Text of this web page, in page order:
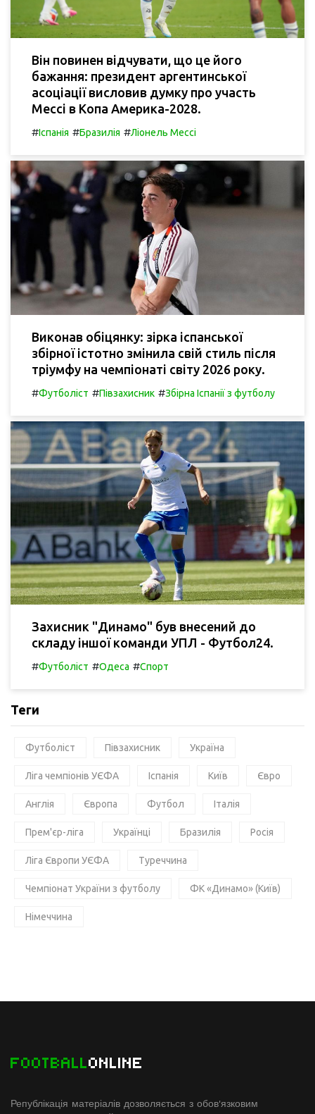
Він повинен відчувати, що це його
бажання: президент аргентинської
асоціації висловив думку про участь
Мессі в Копа Америка-2028.
#Іспанія #Бразилія #Ліонель Мессі
Виконав обіцянку: зірка іспанської
збірної істотно змінила свій стиль після
тріумфу на чемпіонаті світу 2026 року.
#Футболіст #Півзахисник #Збірна Іспанії з футболу
Захисник "Динамо" був внесений до
складу іншої команди УПЛ - Футбол24.
#Футболіст #Одеса #Спорт
Теги
Футболіст Півзахисник Україна
Ліга чемпіонів УЄФА Іспанія Київ Євро
Англія Європа Футбол Італія
Прем'єр-ліга Українці Бразилія Росія
Ліга Європи УЄФА Туреччина
Чемпіонат України з футболу ФК «Динамо» (Київ)
Німеччина
FOOTBALLONLINE
Републікація матеріалів дозволяється з обов'язковим